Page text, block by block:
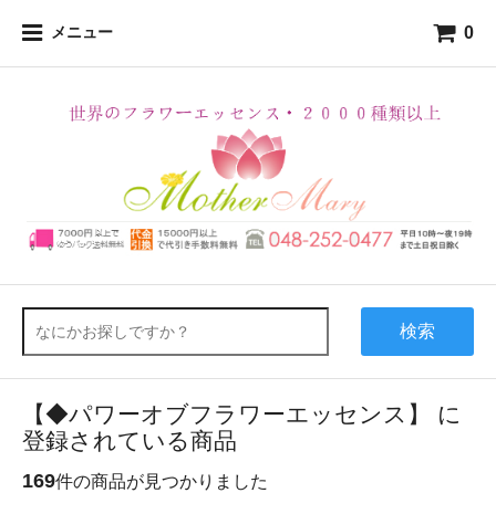
メニュー 0
検索
【◆パワーオブフラワーエッセンス】 に
登録されている商品
169件の商品が見つかりました